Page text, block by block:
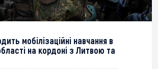
мобілізаційні навчання в
на кордоні з Литвою та